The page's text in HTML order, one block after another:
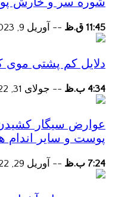
11:45 ق.ظ -- آوریل 9, 2023
دلایل کم پشتی موی
4:34 ب.ظ -- جولای 31, 2022
عوارض سیگار
پوست و سایر اندام
7:24 ب.ظ -- آوریل 29, 2022